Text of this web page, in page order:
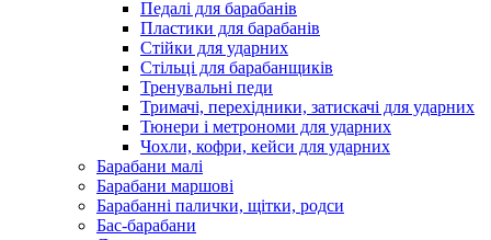
Педалі для барабанів
Пластики для барабанів
Стійки для ударних
Стільці для барабанщиків
Тренувальні педи
Тримачі, перехідники, затискачі для ударних
Тюнери і метрономи для ударних
Чохли, кофри, кейси для ударних
Барабани малі
Барабани маршові
Барабанні палички, щітки, родси
Бас-барабани